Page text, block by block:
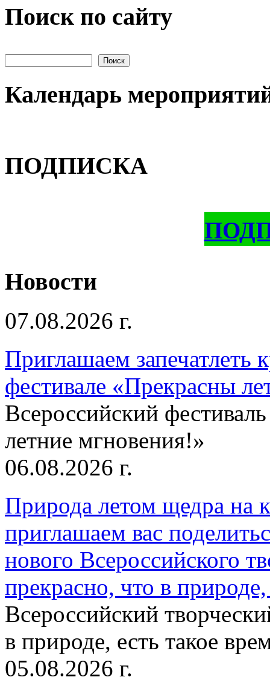
Поиск по сайту
Календарь
ПОДПИСКА
Новости
07.08.2026 г.
Приглашаем запечатлеть
фестивале «Прекрасны
Всероссийский
летние мгновения!»
06.08.2026 г.
Природа летом щедра на
приглашаем вас
нового Всероссийского
прекрасно, что в
Всероссийский
в природе, есть такое
05.08.2026 г.